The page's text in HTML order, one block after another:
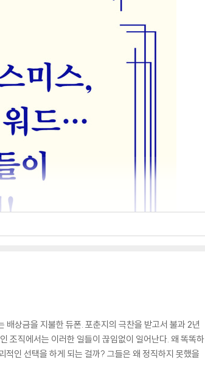
상금을 지불한 듀폰. 포춘지의 극찬을 받고서 불과 2년
조직에서는 이러한 일들이 끊임없이 일어난다. 왜 똑똑하
인 선택을 하게 되는 걸까? 그들은 왜 정직하지 못했을